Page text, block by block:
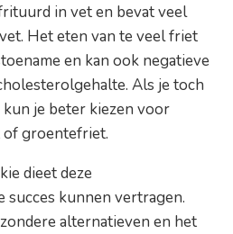
in vet en bevat veel
Het eten van te veel friet
en kan ook negatieve
Als je toch
je beter kiezen voor
of groentefriet.
dieet deze
succes kunnen vertragen.
alternatieven en het